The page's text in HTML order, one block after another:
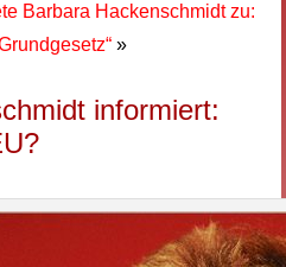
Barbara Hackenschmidt zu:
»
informiert: